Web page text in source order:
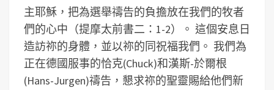
主耶穌，把為選舉禱告的負擔放在我們的牧者
們的心中（提摩太前書二：1-2）。 這個安息日
造訪祢的身體，並以祢的同祝福我們。 我們為
正在德國服事的恰克(Chuck)和漢斯-於爾根
(Hans-Jurgen)禱告，懇求祢的聖靈賜給他們新